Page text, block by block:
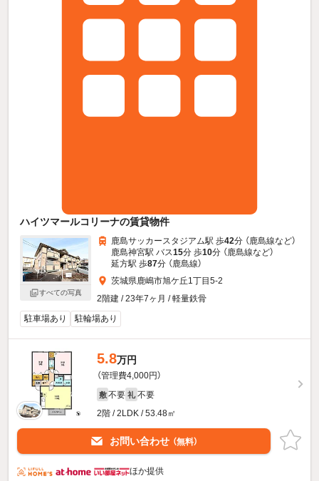
ハイツマールコリーナの賃貸物件
すべての写真
鹿島サッカースタジアム駅 歩42分 （鹿島線など）
鹿島神宮駅 バス15分 歩10分 （鹿島線など）
延方駅 歩87分 （鹿島線）
茨城県鹿嶋市旭ケ丘1丁目5-2
2階建 / 23年7ヶ月 / 軽量鉄骨
駐車場あり
駐輪場あり
5.8万円
（管理費4,000円）
敷 不要 礼 不要
2階 / 2LDK / 53.48㎡
お問い合わせ （無料）
ほか提供